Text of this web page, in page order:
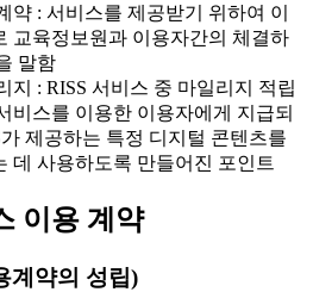
: 서비스를 제공받기 위하여 이
교육정보원과 이용자간의 체결하
말함
지 : RISS 서비스 중 마일리지 적립
비스를 이용한 이용자에게 지급되
가 제공하는 특정 디지털 콘텐츠를
데 사용하도록 만들어진 포인트
이용 계약
계약의 성립)